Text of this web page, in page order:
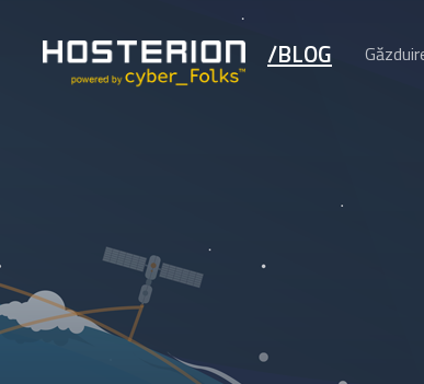
/BLOG